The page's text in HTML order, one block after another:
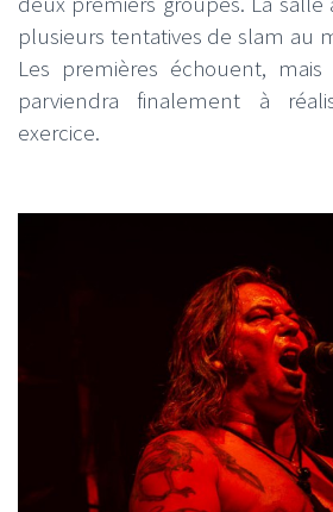
plusieurs tentatives de slam au
Les premières échouent,
parviendra finalement à
exercice.